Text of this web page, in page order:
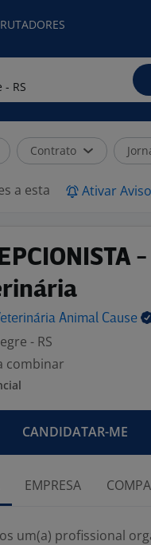
Contrato
a esta Ativar
Animal Cause
- RS
combinar
CANDIDATAR-ME
EMPRESA
um(a) profissional